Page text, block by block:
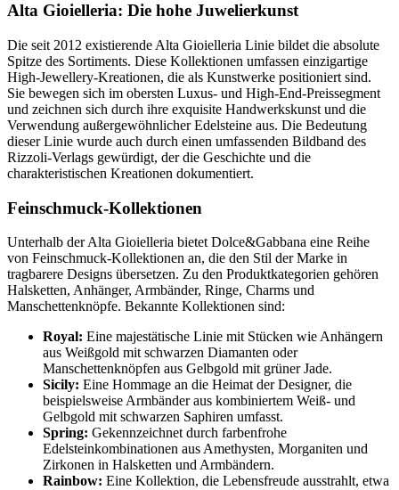
Alta Gioielleria: Die hohe Juwelierkunst
Die seit 2012 existierende Alta Gioielleria Linie bildet die absolute
Spitze des Sortiments. Diese Kollektionen umfassen einzigartige
High-Jewellery-Kreationen, die als Kunstwerke positioniert sind.
Sie bewegen sich im obersten Luxus- und High-End-Preissegment
und zeichnen sich durch ihre exquisite Handwerkskunst und die
Verwendung außergewöhnlicher Edelsteine aus. Die Bedeutung
dieser Linie wurde auch durch einen umfassenden Bildband des
Rizzoli-Verlags gewürdigt, der die Geschichte und die
charakteristischen Kreationen dokumentiert.
Feinschmuck-Kollektionen
Unterhalb der Alta Gioielleria bietet Dolce&Gabbana eine Reihe
von Feinschmuck-Kollektionen an, die den Stil der Marke in
tragbarere Designs übersetzen. Zu den Produktkategorien gehören
Halsketten, Anhänger, Armbänder, Ringe, Charms und
Manschettenknöpfe. Bekannte Kollektionen sind:
Royal: Eine majestätische Linie mit Stücken wie Anhängern
aus Weißgold mit schwarzen Diamanten oder
Manschettenknöpfen aus Gelbgold mit grüner Jade.
Sicily: Eine Hommage an die Heimat der Designer, die
beispielsweise Armbänder aus kombiniertem Weiß- und
Gelbgold mit schwarzen Saphiren umfasst.
Spring: Gekennzeichnet durch farbenfrohe
Edelsteinkombinationen aus Amethysten, Morganiten und
Zirkonen in Halsketten und Armbändern.
Rainbow: Eine Kollektion, die Lebensfreude ausstrahlt, etwa